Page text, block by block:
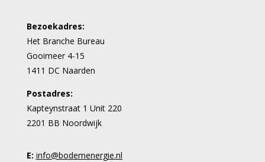
Bezoekadres:
Het Branche Bureau
Gooimeer 4-15
1411 DC Naarden
Postadres:
Kapteynstraat 1 Unit 220
2201 BB Noordwijk
E: info@bodemenergie.nl